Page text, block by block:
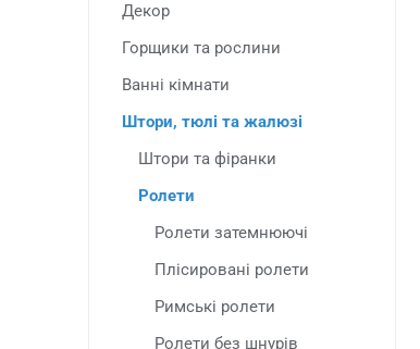
Декор
Горщики та рослини
Ванні кімнати
Штори, тюлі та жалюзі
Штори та фіранки
Ролети
Ролети затемнюючі
Плісировані ролети
Римські ролети
Ролети без шнурів